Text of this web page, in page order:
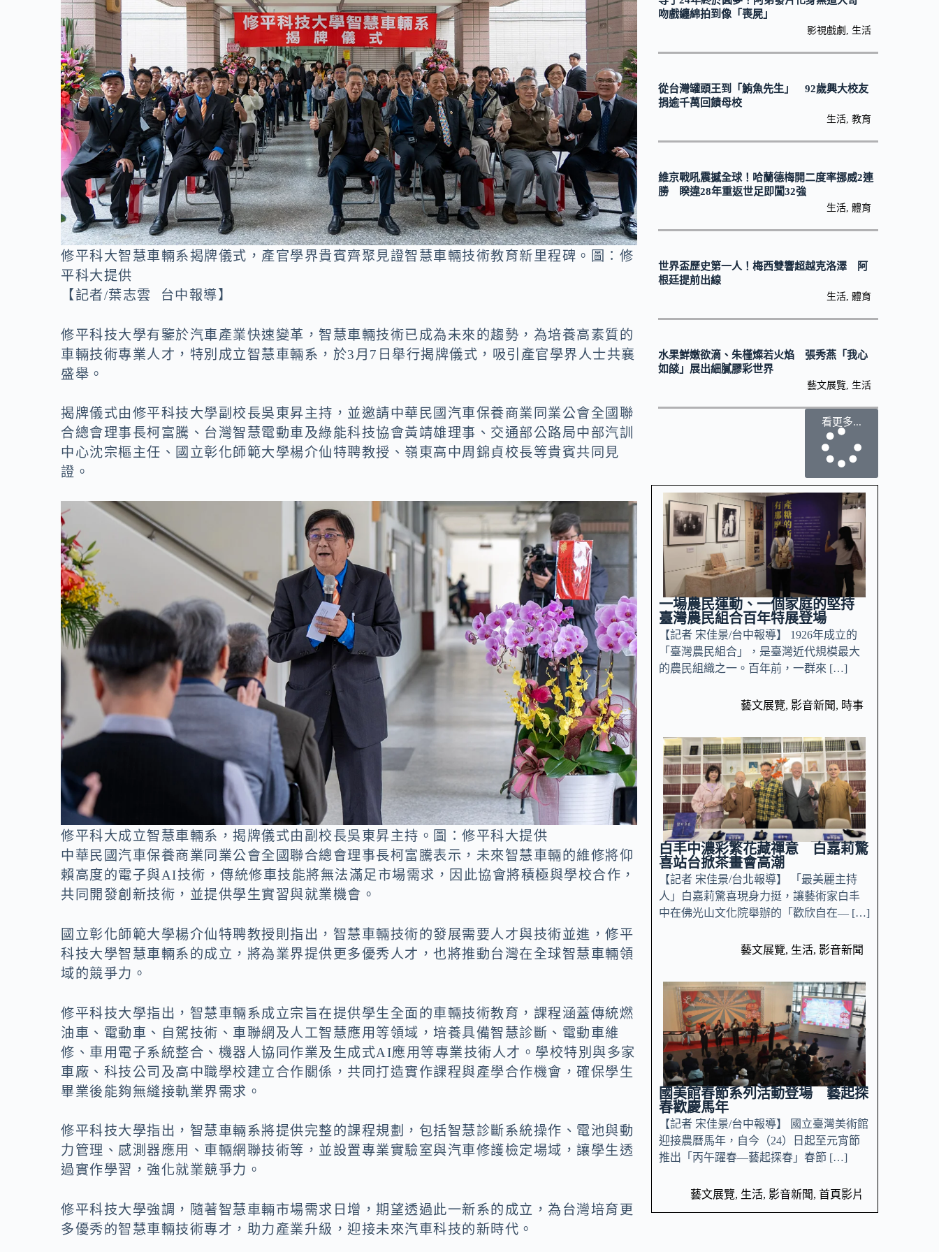
o
n
k
修平科大智慧車輛系揭牌儀式，產官學界貴賓齊聚見證智慧車輛技術教育新里程碑。圖：修
平科大提供
【記者/葉志雲 台中報導】
修平科技大學有鑒於汽車產業快速變革，智慧車輛技術已成為未來的趨勢，為培養高素質的
車輛技術專業人才，特別成立智慧車輛系，於3月7日舉行揭牌儀式，吸引產官學界人士共襄
盛舉。
揭牌儀式由修平科技大學副校長吳東昇主持，並邀請中華民國汽車保養商業同業公會全國聯
合總會理事長柯富騰、台灣智慧電動車及綠能科技協會黃靖雄理事、交通部公路局中部汽訓
中心沈宗樞主任、國立彰化師範大學楊介仙特聘教授、嶺東高中周錦貞校長等貴賓共同見
證。
修平科大成立智慧車輛系，揭牌儀式由副校長吳東昇主持。圖：修平科大提供
中華民國汽車保養商業同業公會全國聯合總會理事長柯富騰表示，未來智慧車輛的維修將仰
賴高度的電子與AI技術，傳統修車技能將無法滿足市場需求，因此協會將積極與學校合作，
共同開發創新技術，並提供學生實習與就業機會。
國立彰化師範大學楊介仙特聘教授則指出，智慧車輛技術的發展需要人才與技術並進，修平
科技大學智慧車輛系的成立，將為業界提供更多優秀人才，也將推動台灣在全球智慧車輛領
域的競爭力。
修平科技大學指出，智慧車輛系成立宗旨在提供學生全面的車輛技術教育，課程涵蓋傳統燃
油車、電動車、自駕技術、車聯網及人工智慧應用等領域，培養具備智慧診斷、電動車維
修、車用電子系統整合、機器人協同作業及生成式AI應用等專業技術人才。學校特別與多家
車廠、科技公司及高中職學校建立合作關係，共同打造實作課程與產學合作機會，確保學生
畢業後能夠無縫接軌業界需求。
修平科技大學指出，智慧車輛系將提供完整的課程規劃，包括智慧診斷系統操作、電池與動
力管理、感測器應用、車輛網聯技術等，並設置專業實驗室與汽車修護檢定場域，讓學生透
過實作學習，強化就業競爭力。
修平科技大學強調，隨著智慧車輛市場需求日增，期望透過此一新系的成立，為台灣培育更
多優秀的智慧車輛技術專才，助力產業升級，迎接未來汽車科技的新時代。
吻戲纏綿拍到像「喪屍」
影視戲劇 , 生活
從台灣罐頭王到「鮪魚先生」 92歲興大校友
捐逾千萬回饋母校
生活, 教育
維京戰吼震撼全球！哈蘭德梅開二度率挪威2連
勝 睽違28年重返世足即闖32強
生活, 體育
世界盃歷史第一人！梅西雙響超越克洛澤 阿
根廷提前出線
生活, 體育
水果鮮嫩欲滴、朱槿燦若火焰 張秀燕「我心
如燄」展出細膩膠彩世界
藝文展覽, 生活
看更多...
一場農民運動、一個家庭的堅持
臺灣農民組合百年特展登場
【記者 宋佳景/台中報導】 1926年成立的
「臺灣農民組合」，是臺灣近代規模最大
的農民組織之一。百年前，一群來 […]
藝文展覽, 影音新聞, 時事
白丰中濃彩繁花藏禪意 白嘉莉驚
喜站台掀茶畫會高潮
【記者 宋佳景/台北報導】 「最美麗主持
人」白嘉莉驚喜現身力挺，讓藝術家白丰
中在佛光山文化院舉辦的「歡欣自在— […]
藝文展覽, 生活, 影音新聞
國美館春節系列活動登場 藝起探
春歡慶馬年
【記者 宋佳景/台中報導】 國立臺灣美術館
迎接農曆馬年，自今（24）日起至元宵節
推出「丙午躍春—藝起探春」春節 […]
藝文展覽, 生活, 影音新聞, 首頁影片